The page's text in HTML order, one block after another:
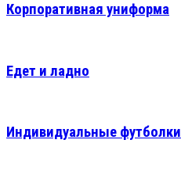
Корпоративная униформа
Едет и ладно
Индивидуальные футболки